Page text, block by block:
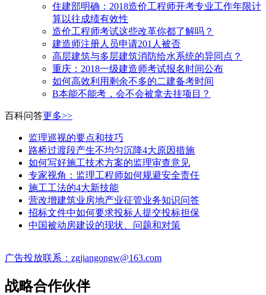
住建部明确：2018造价工程师开考专业工作年限计
算以往成绩有效性
造价工程师考试这些改革你都了解吗？
建造师注册人员申请201人被否
高层建筑与多层建筑消防给水系统的异同点？
​重庆：2018一级建造师考试报名时间公布
如何高效利用剩余不多的二建备考时间
B本能不能考，会不会被拿去挂项目？
百科问答更多>>
监理巡视的要点和技巧
路桥过渡段产生不均匀沉降4大原因措施
如何写好施工技术方案的监理审查意见
专家视角：监理工程师如何规避安全责任
施工工法的4大新技能
营改增建筑业房地产业征管业务知识问答
招标文件中如何要求投标人提交投标担保
中国被动房建设的现状、问题和对策
广告投放联系：zgjiangongw@163.com
战略合作伙伴